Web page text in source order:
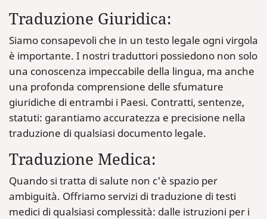
Traduzione Giuridica:
Siamo consapevoli che in un testo legale ogni virgola
è importante. I nostri traduttori possiedono non solo
una conoscenza impeccabile della lingua, ma anche
una profonda comprensione delle sfumature
giuridiche di entrambi i Paesi. Contratti, sentenze,
statuti: garantiamo accuratezza e precisione nella
traduzione di qualsiasi documento legale.
Traduzione Medica:
Quando si tratta di salute non c'è spazio per
ambiguità. Offriamo servizi di traduzione di testi
medici di qualsiasi complessità: dalle istruzioni per i